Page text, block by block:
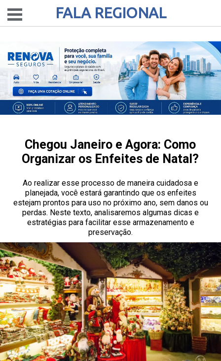
FALA REGIONAL
Chegou Janeiro e Agora: Como
Organizar os Enfeites de Natal?
Ao realizar esse processo de maneira cuidadosa e
planejada, você estará garantindo que os enfeites
estejam prontos para uso no próximo ano, sem danos ou
perdas. Neste texto, analisaremos algumas dicas e
estratégias para facilitar esse armazenamento e
preservação.